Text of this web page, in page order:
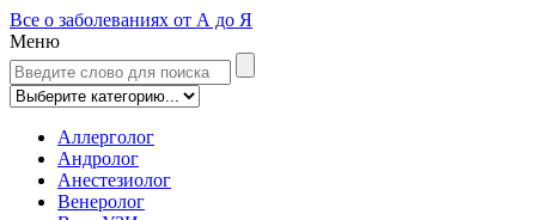
Все о заболеваниях от А до Я
Меню
Аллерголог
Андролог
Анестезиолог
Венеролог